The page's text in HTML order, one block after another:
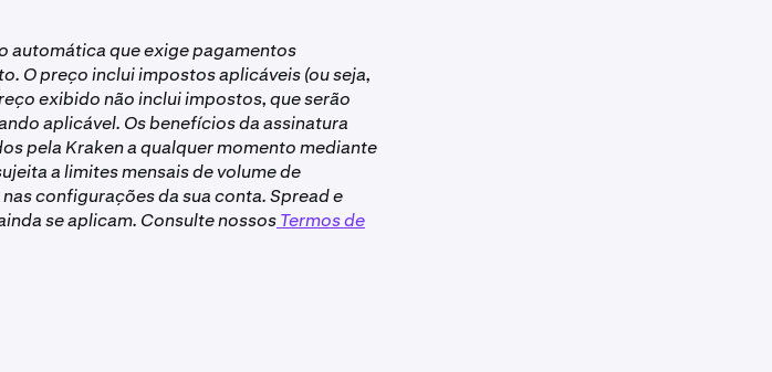
para ser elegível. Sigaestas etapas
e em situação regular, o que significa que
renovar normalmente.
Kraken Pro não é elegível.
Unido
automática que exige pagamentos
O preço inclui impostos aplicáveis (ou seja,
exibido não inclui impostos, que serão
aplicável. Os benefícios da assinatura
pela Kraken a qualquer momento mediante
a limites mensais de volume de
configurações da sua conta. Spread e
se aplicam. Consulte nossosTermos de